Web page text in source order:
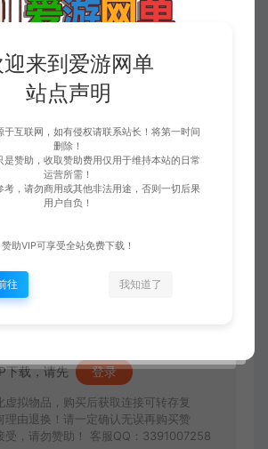
下载，请先 登录
虚拟物品，购买后获取连接可转存复
理由退换！请一定确认无误再购买赞
受，请勿赞助！ 客服QQ：3391007258
来到爱游网单
站点声明
于互联网，如有侵权请联系站长！将第一时间
删除！
是赞助，收取赞助费用仅用于维持本站的日常
运营所需！
考，请勿商用或其他非法用途，否则一切后果
用户自负！
赞助VIP可享受全站免费下载！
往 我知道了